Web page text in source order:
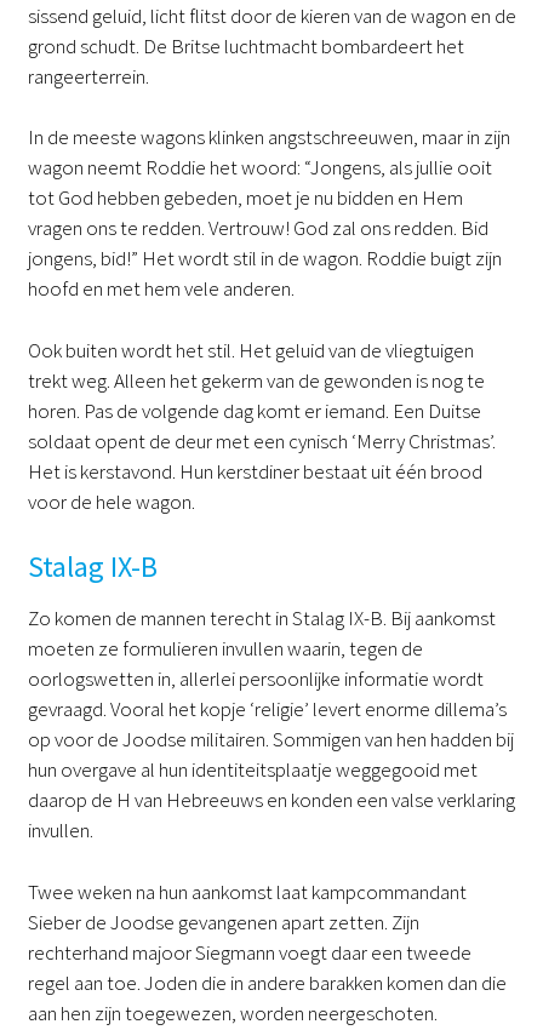
sissend geluid, licht flitst door de kieren van de wagon en de
grond schudt. De Britse luchtmacht bombardeert het
rangeerterrein.
In de meeste wagons klinken angstschreeuwen, maar in zijn
wagon neemt Roddie het woord: “Jongens, als jullie ooit
tot God hebben gebeden, moet je nu bidden en Hem
vragen ons te redden. Vertrouw! God zal ons redden. Bid
jongens, bid!” Het wordt stil in de wagon. Roddie buigt zijn
hoofd en met hem vele anderen.
Ook buiten wordt het stil. Het geluid van de vliegtuigen
trekt weg. Alleen het gekerm van de gewonden is nog te
horen. Pas de volgende dag komt er iemand. Een Duitse
soldaat opent de deur met een cynisch ‘Merry Christmas’.
Het is kerstavond. Hun kerstdiner bestaat uit één brood
voor de hele wagon.
Stalag IX-B
Zo komen de mannen terecht in Stalag IX-B. Bij aankomst
moeten ze formulieren invullen waarin, tegen de
oorlogswetten in, allerlei persoonlijke informatie wordt
gevraagd. Vooral het kopje ‘religie’ levert enorme dillema’s
op voor de Joodse militairen. Sommigen van hen hadden bij
hun overgave al hun identiteitsplaatje weggegooid met
daarop de H van Hebreeuws en konden een valse verklaring
invullen.
Twee weken na hun aankomst laat kampcommandant
Sieber de Joodse gevangenen apart zetten. Zijn
rechterhand majoor Siegmann voegt daar een tweede
regel aan toe. Joden die in andere barakken komen dan die
aan hen zijn toegewezen, worden neergeschoten.